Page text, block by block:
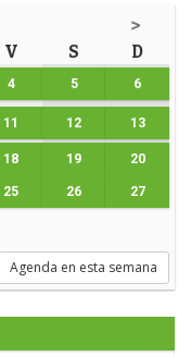
>
V S D
4 5 6
11 12 13
18 19 20
25 26 27
Agenda en esta semana